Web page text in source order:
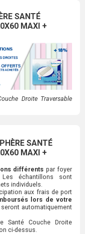
SANTÉ
MAXI +
Droite Traversable
SANTÉ
MAXI +
différents par foyer
échantillons sont
individuels.
aux frais de port
lors de votre
automatiquement
Santé Couche Droite
ci-dessus.